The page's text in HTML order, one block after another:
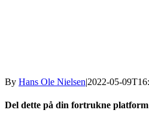
By Hans Ole Nielsen|2022-05-
Del dette på din fortrukne platform